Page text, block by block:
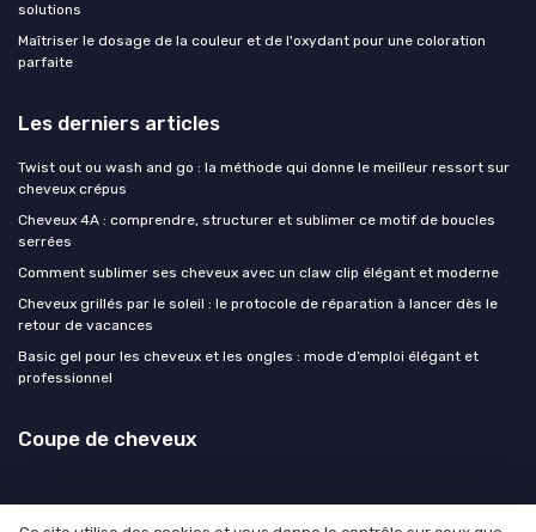
solutions
Maîtriser le dosage de la couleur et de l'oxydant pour une coloration
parfaite
Les derniers articles
Twist out ou wash and go : la méthode qui donne le meilleur ressort sur
cheveux crépus
Cheveux 4A : comprendre, structurer et sublimer ce motif de boucles
serrées
Comment sublimer ses cheveux avec un claw clip élégant et moderne
Cheveux grillés par le soleil : le protocole de réparation à lancer dès le
retour de vacances
Basic gel pour les cheveux et les ongles : mode d’emploi élégant et
professionnel
Coupe de cheveux